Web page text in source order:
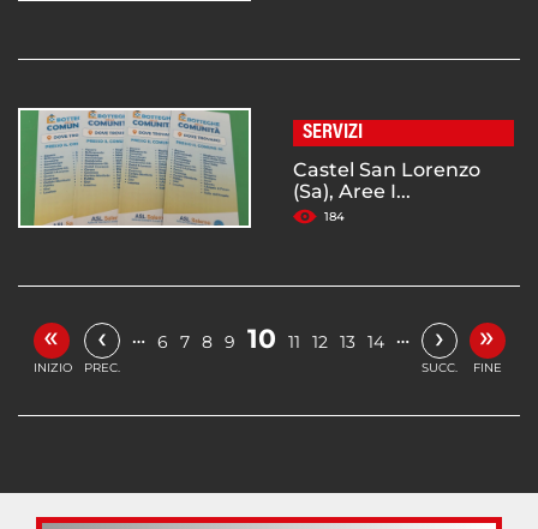
SERVIZI
Castel San Lorenzo
(Sa), Aree I...
184
«
INIZIO
‹
PREC.
… 6 7 8 9 10 11 12 13 14 … ›
SUCC.
»
FINE